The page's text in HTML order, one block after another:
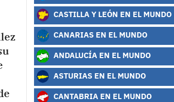
CASTILLA Y LEÓN EN EL MUNDO
CANARIAS EN EL MUNDO
ANDALUCÍA EN EL MUNDO
ASTURIAS EN EL MUNDO
CANTABRIA EN EL MUNDO